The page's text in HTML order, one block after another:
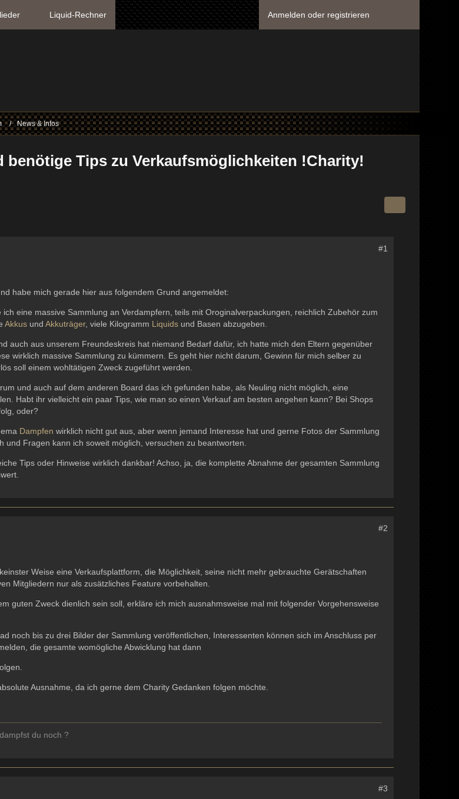
Liquid-Rechner Anmelden oder registrieren
News & Infos
Tips zu Verkaufsmöglichkeiten !Charity!
#1
habe mich gerade hier aus folgendem Grund angemeldet:
ich eine massive Sammlung an Verdampfern, teils mit Oroginalverpackungen, reichlich Zubehör zum
Akkus undAkkuträger, viele Kilogramm Liquids und Basen abzugeben.
auch aus unserem Freundeskreis hat niemand Bedarf dafür, ich hatte mich den Eltern gegenüber
wirklich massive Sammlung zu kümmern. Es geht hier nicht darum, Gewinn für mich selber zu
soll einem wohltätigen Zweck zugeführt werden.
und auch auf dem anderen Board das ich gefunden habe, als Neuling nicht möglich, eine
Habt ihr vielleicht ein paar Tips, wie man so einen Verkauf am besten angehen kann? Bei Shops
oder?
Dampfen wirklich nicht gut aus, aber wenn jemand Interesse hat und gerne Fotos der Sammlung
und Fragen kann ich soweit möglich, versuchen zu beantworten.
Tips oder Hinweise wirklich dankbar! Achso, ja, die komplette Abnahme der gesamten Sammlung
#2
Weise eine Verkaufsplattform, die Möglichkeit, seine nicht mehr gebrauchte Gerätschaften
Mitgliedern nur als zusätzliches Feature vorbehalten.
guten Zweck dienlich sein soll, erkläre ich mich ausnahmsweise mal mit folgender Vorgehensweise
noch bis zu drei Bilder der Sammlung veröffentlichen, Interessenten können sich im Anschluss per
die gesamte womögliche Abwicklung hat dann
Ausnahme, da ich gerne dem Charity Gedanken folgen möchte.
du noch ?
#3